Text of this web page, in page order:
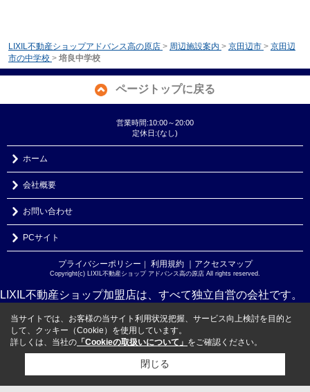
LIXIL不動産ショップアドバンス高の原店 > 周辺施設案内 > 京田辺市 > 京田辺
市の中学校 > 培良中学校
ページトップに戻る
営業時間:10:00～20:00
定休日:(なし)
ホーム
会社概要
お問い合わせ
PCサイト
プライバシーポリシー ｜ 利用規約 ｜アクセスマップ
Copyright(c) LIXIL不動産ショップ アドバンス高の原店 All rights reserved.
LIXIL不動産ショップ加盟店は、すべて独立自営の会社です。
当サイトでは、お客様の当サイト利用状況把握、サービス向上検討を目的と
して、クッキー（Cookie）を使用しています。
詳しくは、当社の 「Cookieの取扱いについて」 をご確認ください。
閉じる